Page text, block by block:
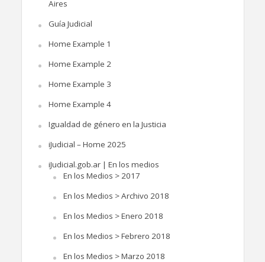
Aires
Guía Judicial
Home Example 1
Home Example 2
Home Example 3
Home Example 4
Igualdad de género en la Justicia
iJudicial – Home 2025
iJudicial.gob.ar | En los medios
En los Medios > 2017
En los Medios > Archivo 2018
En los Medios > Enero 2018
En los Medios > Febrero 2018
En los Medios > Marzo 2018